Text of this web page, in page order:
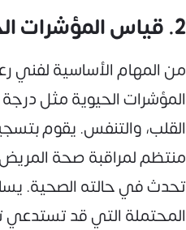
2. قياس المؤشرات الحيوية
من المهام الأساسية لفني
المؤشرات الحيوية مثل
القلب، والتنفس. يقوم
منتظم لمراقبة صحة
تحدث في حالته الصحية.
المحتملة التي قد تستدعي